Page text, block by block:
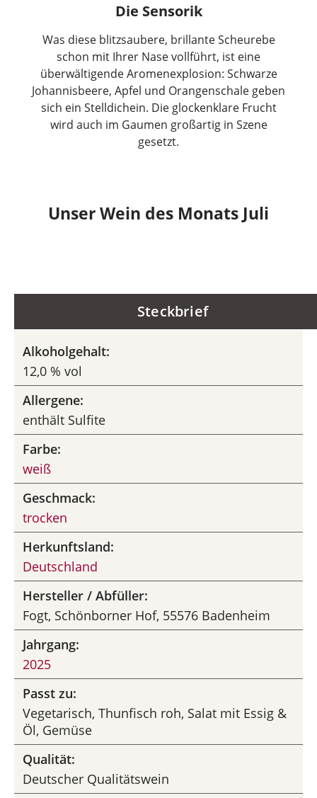
Die Sensorik
Was diese blitzsaubere, brillante Scheurebe
schon mit Ihrer Nase vollführt, ist eine
überwältigende Aromenexplosion: Schwarze
Johannisbeere, Apfel und Orangenschale geben
sich ein Stelldichein. Die glockenklare Frucht
wird auch im Gaumen großartig in Szene
gesetzt.
Unser Wein des Monats Juli
Steckbrief
Alkoholgehalt:
12,0 % vol
Allergene:
enthält Sulfite
Farbe:
weiß
Geschmack:
trocken
Herkunftsland:
Deutschland
Hersteller / Abfüller:
Fogt, Schönborner Hof, 55576 Badenheim
Jahrgang:
2025
Passt zu:
Vegetarisch, Thunfisch roh, Salat mit Essig &
Öl, Gemüse
Qualität:
Deutscher Qualitätswein